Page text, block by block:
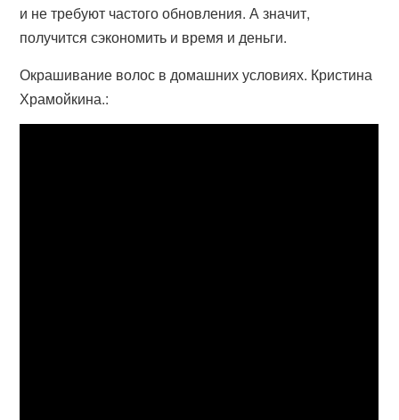
и не требуют частого обновления. А значит,
получится сэкономить и время и деньги.
Окрашивание волос в домашних условиях. Кристина
Храмойкина.: